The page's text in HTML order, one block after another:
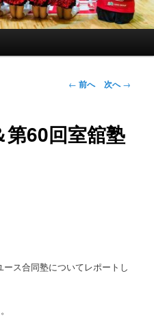
投
ビ
ゲ
← 前へ 次へ→
60回室舘塾
ス合同塾についてレポートし